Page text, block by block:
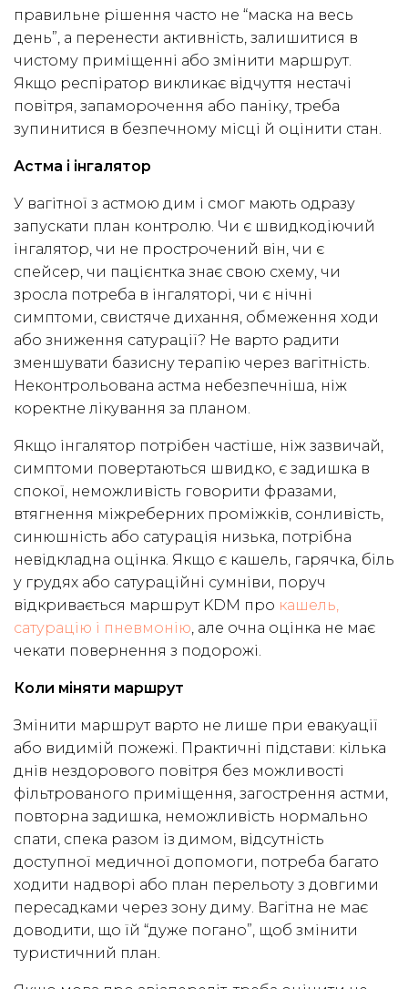
правильне рішення часто не “маска на весь
день”, а перенести активність, залишитися в
чистому приміщенні або змінити маршрут.
Якщо респіратор викликає відчуття нестачі
повітря, запаморочення або паніку, треба
зупинитися в безпечному місці й оцінити стан.
Астма і інгалятор
У вагітної з астмою дим і смог мають одразу
запускати план контролю. Чи є швидкодіючий
інгалятор, чи не прострочений він, чи є
спейсер, чи пацієнтка знає свою схему, чи
зросла потреба в інгаляторі, чи є нічні
симптоми, свистяче дихання, обмеження ходи
або зниження сатурації? Не варто радити
зменшувати базисну терапію через вагітність.
Неконтрольована астма небезпечніша, ніж
коректне лікування за планом.
Якщо інгалятор потрібен частіше, ніж зазвичай,
симптоми повертаються швидко, є задишка в
спокої, неможливість говорити фразами,
втягнення міжреберних проміжків, сонливість,
синюшність або сатурація низька, потрібна
невідкладна оцінка. Якщо є кашель, гарячка, біль
у грудях або сатураційні сумніви, поруч
відкривається маршрут KDM про кашель,
сатурацію і пневмонію, але очна оцінка не має
чекати повернення з подорожі.
Коли міняти маршрут
Змінити маршрут варто не лише при евакуації
або видимій пожежі. Практичні підстави: кілька
днів нездорового повітря без можливості
фільтрованого приміщення, загострення астми,
повторна задишка, неможливість нормально
спати, спека разом із димом, відсутність
доступної медичної допомоги, потреба багато
ходити надворі або план перельоту з довгими
пересадками через зону диму. Вагітна не має
доводити, що їй “дуже погано”, щоб змінити
туристичний план.